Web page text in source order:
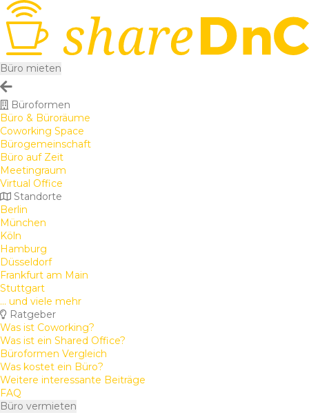
Büro mieten
Büroformen
Büro & Büroräume
Coworking Space
Bürogemeinschaft
Büro auf Zeit
Meetingraum
Virtual Office
Standorte
Berlin
München
Köln
Hamburg
Düsseldorf
Frankfurt am Main
Stuttgart
... und viele mehr
Ratgeber
Was ist Coworking?
Was ist ein Shared Office?
Büroformen Vergleich
Was kostet ein Büro?
Weitere interessante Beiträge
FAQ
Büro vermieten